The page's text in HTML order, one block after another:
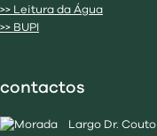
>> Leitura da Água
>> BUPI
contactos
Largo Dr. Couto